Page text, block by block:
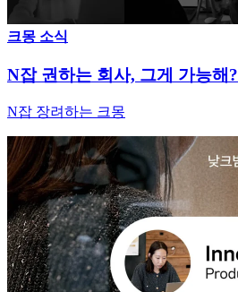
크몽 소식
N잡 권하는 회사, 그게 가능해?
N잡 장려하는 크몽